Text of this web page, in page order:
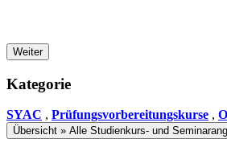
Weiter
Kategorie
SYAC , Prüfungsvorbereitungskurse ,
Übersicht » Alle Studienkurs- und